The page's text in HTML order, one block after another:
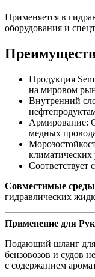
Применяется в
оборудования и
Продукция
на мировом
Внутренний
Армирование:
медных
климатических
Соответствует
Совместимые
гидравлических
Применение для
Подающий шланг для
бензовозов и судов
с содержанием